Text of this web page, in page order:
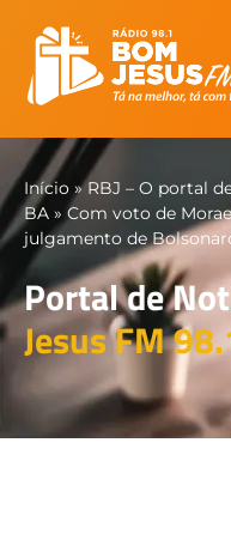
Início »RBJ – O portal
BA » Com voto de
julgamento de
Portal de
Jesus FM